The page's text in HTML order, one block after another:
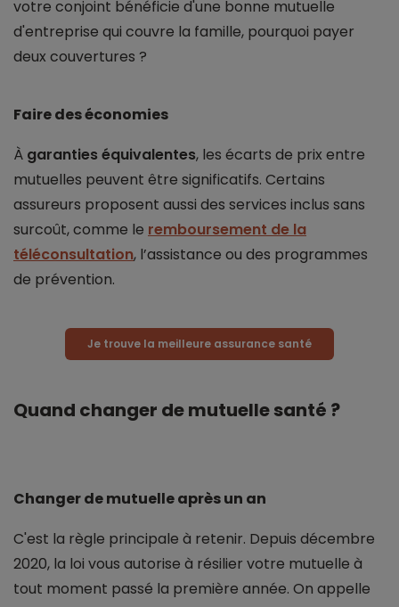
votre conjoint bénéficie d'une bonne mutuelle
d'entreprise qui couvre la famille, pourquoi payer
deux couvertures ?
Faire des économies
À garanties équivalentes, les écarts de prix entre
mutuelles peuvent être significatifs. Certains
assureurs proposent aussi des services inclus sans
surcoût, comme le remboursement de la
téléconsultation, l’assistance ou des programmes
de prévention.
Je trouve la meilleure assurance santé
Quand changer de mutuelle santé ?
Changer de mutuelle après un an
C'est la règle principale à retenir. Depuis décembre
2020, la loi vous autorise à résilier votre mutuelle à
tout moment passé la première année. On appelle